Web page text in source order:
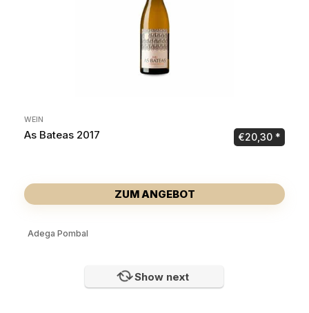
WEIN
As Bateas 2017 €20,30
ZUM ANGEBOT
Adega Pombal
Show next